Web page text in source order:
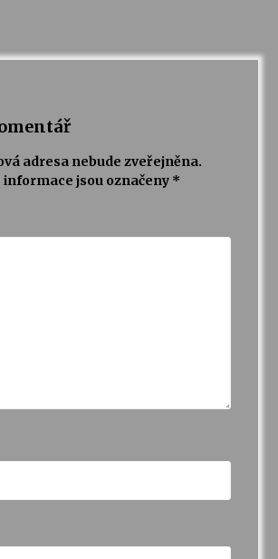
adresa nebude zveřejněna.
informace jsou označeny *